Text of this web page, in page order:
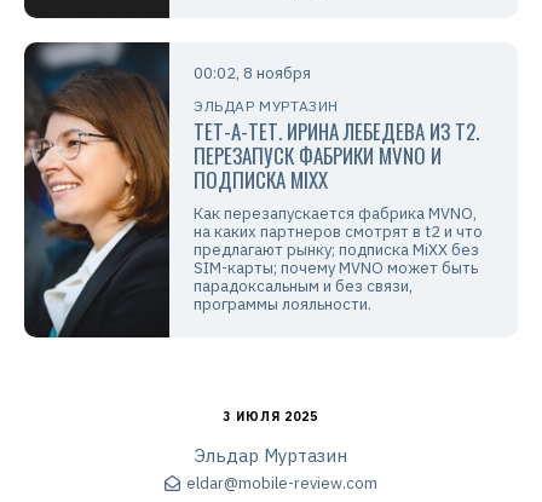
00:02, 8 ноября
ЭЛЬДАР МУРТАЗИН
ТЕТ-А-ТЕТ. ИРИНА ЛЕБЕДЕВА ИЗ T2.
ПЕРЕЗАПУСК ФАБРИКИ MVNO И
ПОДПИСКА MIXX
Как перезапускается фабрика MVNO,
на каких партнеров смотрят в t2 и что
предлагают рынку; подписка MiXX без
SIM-карты; почему MVNO может быть
парадоксальным и без связи,
программы лояльности.
3 ИЮЛЯ 2025
Эльдар Муртазин
eldar@mobile-review.com